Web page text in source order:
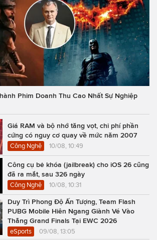
Phim Doanh Thu Cao Nhất Sự Nghiệp
Giá RAM và bộ nhớ tăng vọt, chi phí phần
cứng có nguy cơ quay về mức năm 2007
Công Nghệ 10/08, 10:49
Công cụ bẻ khóa (jailbreak) cho iOS 26 cũng
đã ra mắt, sau 326 ngày
Công Nghệ 10/08, 10:31
Duy Trì Phong Độ Ấn Tượng, Team Flash
PUBG Mobile Hiên Ngang Giành Vé Vào
Thẳng Grand Finals Tại EWC 2026
eSports 09/08, 13:05